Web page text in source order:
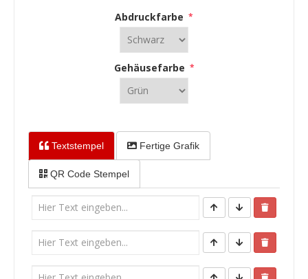
Abdruckfarbe *
Gehäusefarbe *
Textstempel Fertige Grafik
QR Code Stempel